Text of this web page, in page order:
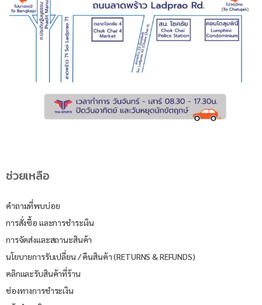
ช่วยเหลือ
คำถามที่พบบ่อย
การสั่งซื้อ และการชำระเงิน
การจัดส่งและสถานะสินค้า
นโยบายการรับเปลี่ยน / คืนสินค้า (RETURNS & REFUNDS)
คลิกและรับสินค้าที่ร้าน
ช่องทางการชำระเงิน